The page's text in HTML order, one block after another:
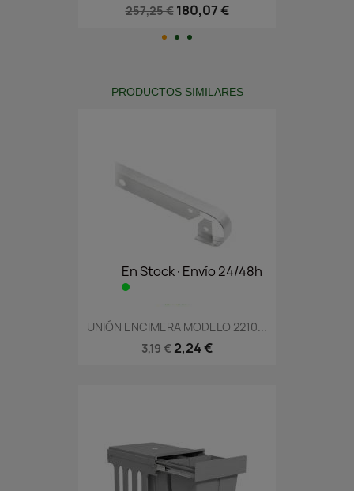
257,25 € 180,07 €
PRODUCTOS SIMILARES
En Stock·Envío 24/48h
UNIÓN ENCIMERA MODELO 2210...
3,19 € 2,24 €